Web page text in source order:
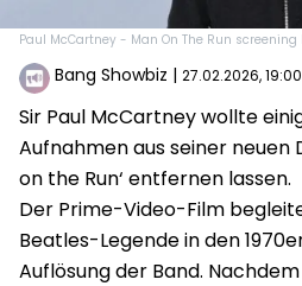
Paul McCartney - Man On The Run
Bang Showbiz | 27.02.2026,
Sir Paul McCartney wollte
Aufnahmen aus seiner neuen
on the Run‘ entfernen lassen.
Der Prime-Video-Film
Beatles-Legende in den
Auflösung der Band.